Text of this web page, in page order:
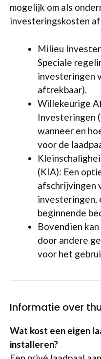
mogelijk om als
investeringskosten
Milieu
Speciale
investeringen
aftrekbaar).
Willekeurige
Investeringen
wanneer en
voor de
(KIA): Een
afschrijvingen
investeringen,
beginnende
Bovendien
door andere
voor het
Informatie over
Wat kost een eigen
installeren?